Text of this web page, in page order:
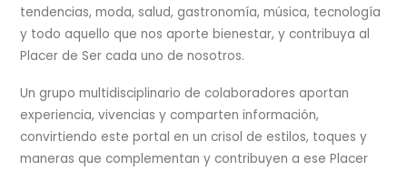
tendencias, moda, salud, gastronomía, música, tecnología
y todo aquello que nos aporte bienestar, y contribuya al
Placer de Ser cada uno de nosotros.
Un grupo multidisciplinario de colaboradores aportan
experiencia, vivencias y comparten información,
convirtiendo este portal en un crisol de estilos, toques y
maneras que complementan y contribuyen a ese Placer